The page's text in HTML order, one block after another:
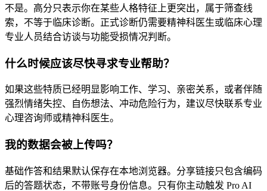
不是。高分只表示你在某些人格特征上更突出，属于筛查线
索，不等于临床诊断。正式诊断仍需要精神科医生或临床心理
专业人员结合访谈与功能受损情况判断。
什么时候应该尽快寻求专业帮助？
如果这些特质已经明显影响工作、学习、亲密关系，或者伴随
强烈情绪失控、自伤想法、冲动危险行为，建议尽快联系专业
心理咨询师或精神科医生。
我的数据会被上传吗？
基础作答和结果默认保存在本地浏览器。分享链接只包含编码
后的答题状态，不带账号身份信息。只有你主动触发 Pro AI